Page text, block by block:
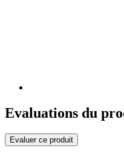
Evaluations du
Evaluer ce produit